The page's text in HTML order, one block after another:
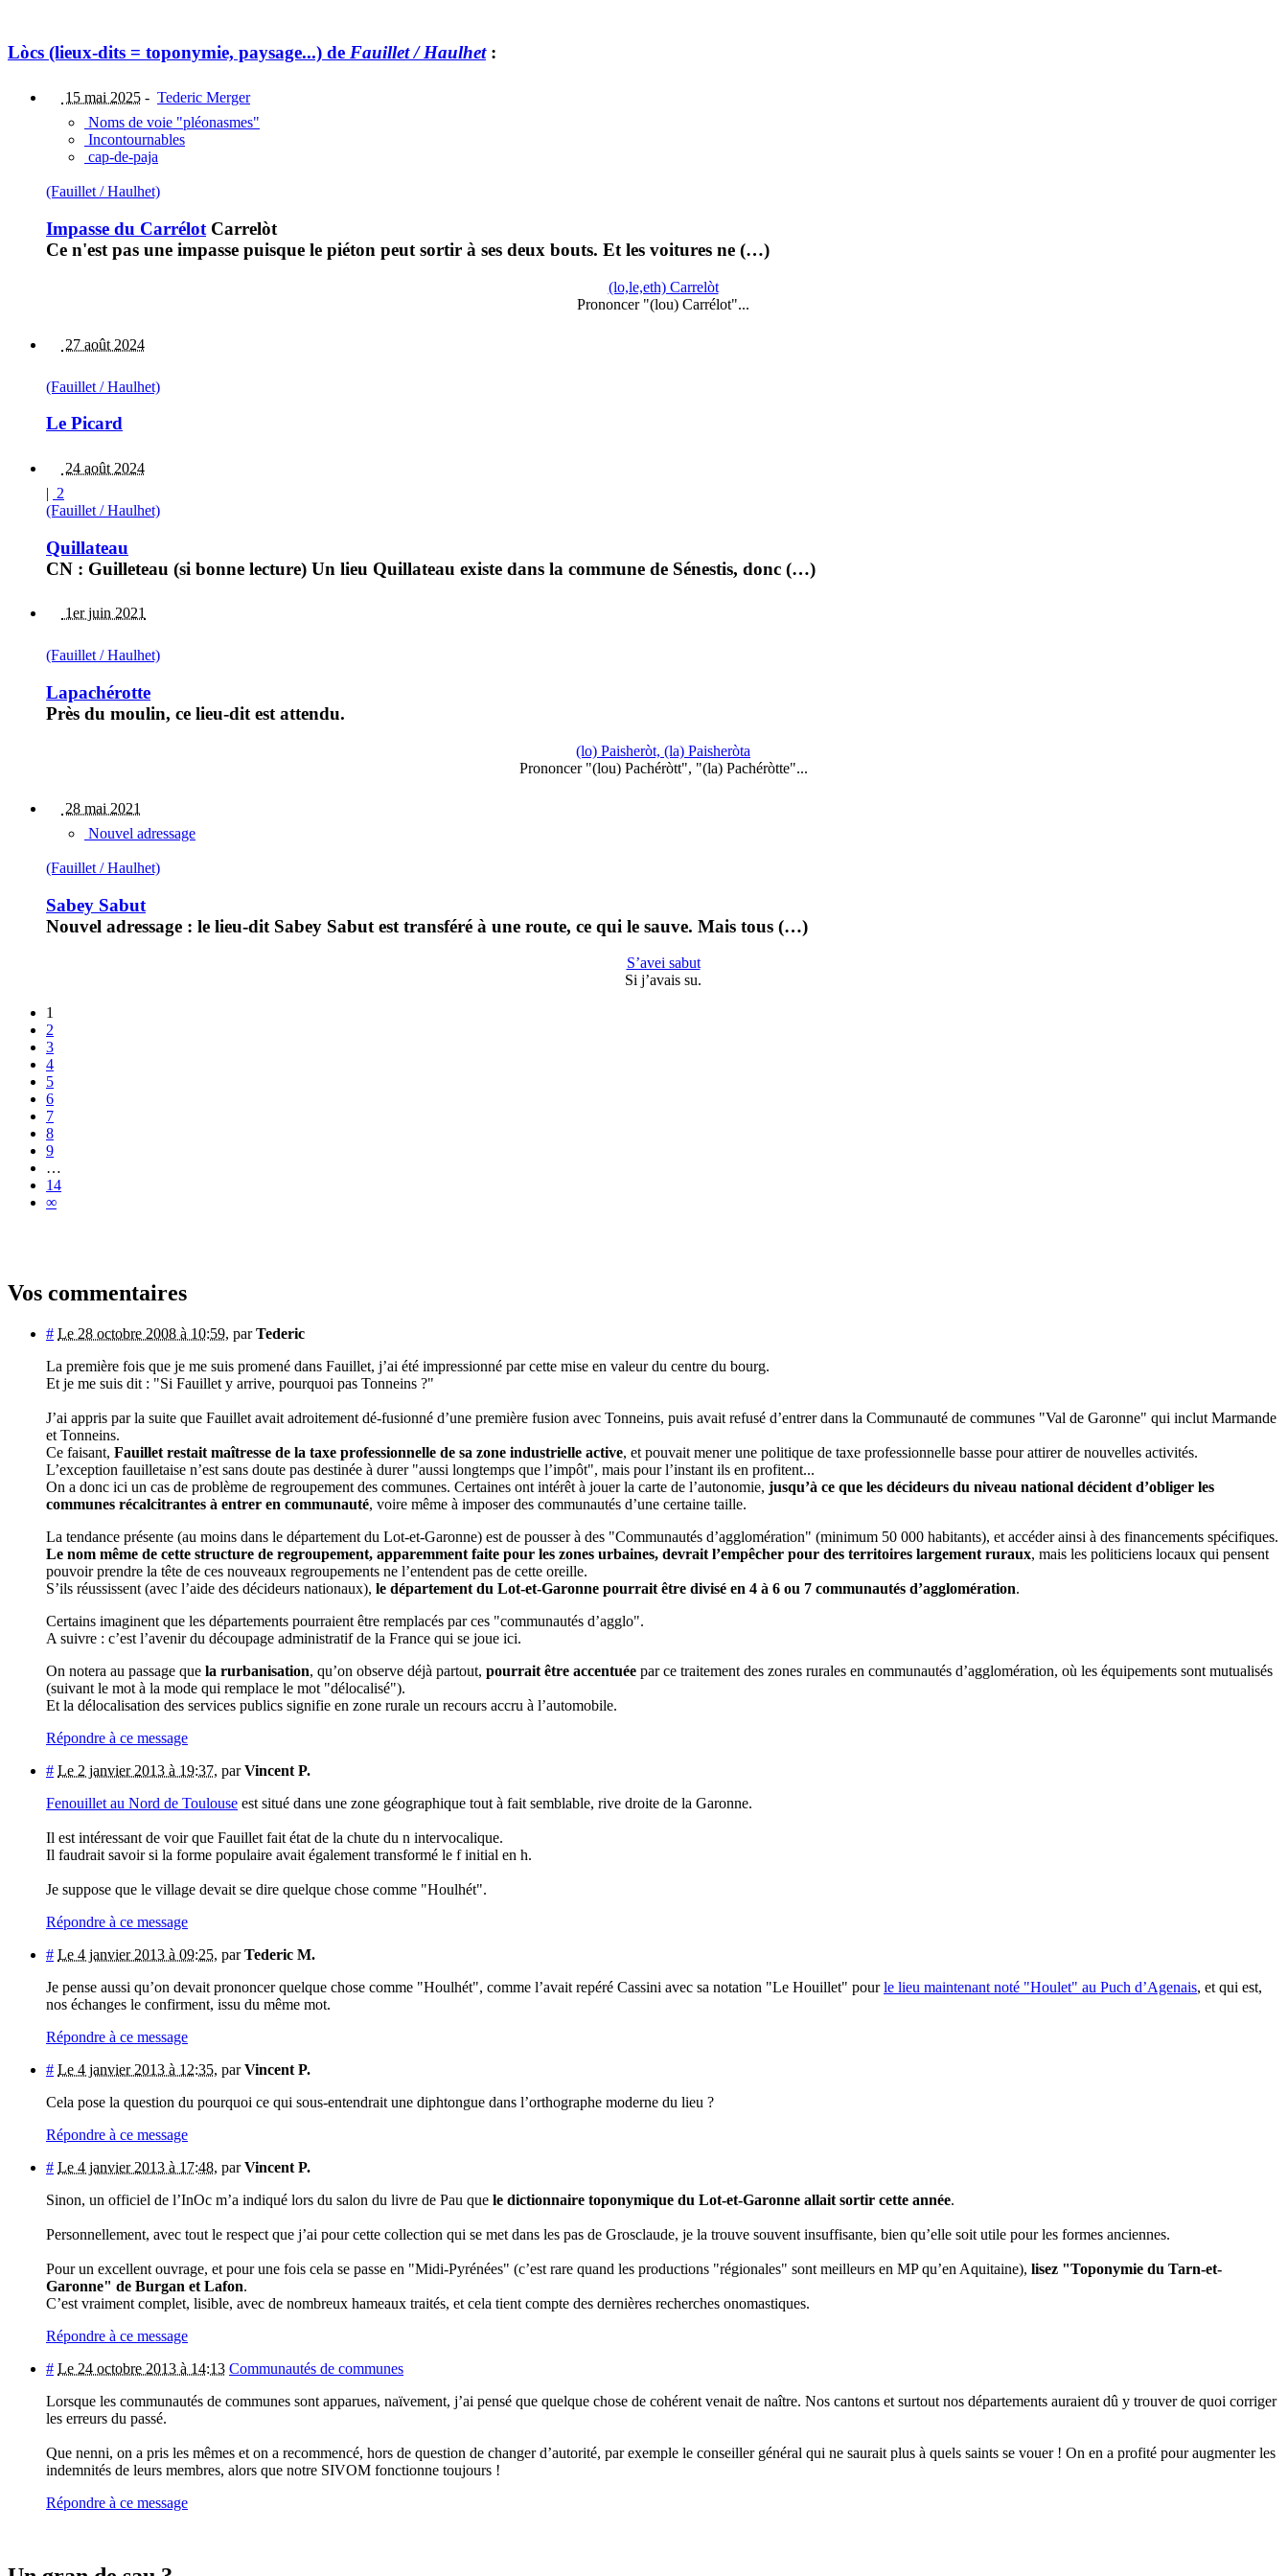
Lòcs (lieux-dits = toponymie, paysage...) de Fauillet / Haulhet:
15 mai 2025 - Tederic Merger
Noms de voie "pléonasmes"
Incontournables
cap-de-paja
(Fauillet / Haulhet)
Impasse du Carrélot Carrelòt
Ce n'est pas une impasse puisque le piéton peut sortir à ses deux bouts. Et les voitures ne (…)
(lo,le,eth) Carrelòt
Prononcer "(lou) Carrélot"...
27 août 2024
(Fauillet / Haulhet)
Le Picard
24 août 2024
| 2
(Fauillet / Haulhet)
Quillateau
CN : Guilleteau (si bonne lecture) Un lieu Quillateau existe dans la commune de Sénestis, donc (…)
1er juin 2021
(Fauillet / Haulhet)
Lapachérotte
Près du moulin, ce lieu-dit est attendu.
(lo) Paisheròt, (la) Paisheròta
Prononcer "(lou) Pachéròtt", "(la) Pachéròtte"...
28 mai 2021
Nouvel adressage
(Fauillet / Haulhet)
Sabey Sabut
Nouvel adressage : le lieu-dit Sabey Sabut est transféré à une route, ce qui le sauve. Mais tous (…)
S’avei sabut
Si j’avais su.
1
2
3
4
5
6
7
8
9
…
14
∞
Vos commentaires
# Le 28 octobre 2008 à 10:59, parTederic
La première fois que je me suis promené dans Fauillet, j’ai été impressionné par cette mise en valeur du centre du bourg.
Et je me suis dit : "Si Fauillet y arrive, pourquoi pas Tonneins ?"
J’ai appris par la suite que Fauillet avait adroitement dé-fusionné d’une première fusion avec Tonneins, puis avait refusé d’entrer dans la Communauté de communes "Val de Garonne" qui inclut Marmande
et Tonneins.
Ce faisant, Fauillet restait maîtresse de la taxe professionnelle de sa zone industrielle active, et pouvait mener une politique de taxe professionnelle basse pour attirer de nouvelles activités.
L’exception fauilletaise n’est sans doute pas destinée à durer "aussi longtemps que l’impôt", mais pour l’instant ils en profitent...
On a donc ici un cas de problème de regroupement des communes. Certaines ont intérêt à jouer la carte de l’autonomie, jusqu’à ce que les décideurs du niveau national décident d’obliger les
communes récalcitrantes à entrer en communauté, voire même à imposer des communautés d’une certaine taille.
La tendance présente (au moins dans le département du Lot-et-Garonne) est de pousser à des "Communautés d’agglomération" (minimum 50 000 habitants), et accéder ainsi à des financements spécifiques.
Le nom même de cette structure de regroupement, apparemment faite pour les zones urbaines, devrait l’empêcher pour des territoires largement ruraux, mais les politiciens locaux qui pensent
pouvoir prendre la tête de ces nouveaux regroupements ne l’entendent pas de cette oreille.
S’ils réussissent (avec l’aide des décideurs nationaux), le département du Lot-et-Garonne pourrait être divisé en 4 à 6 ou 7 communautés d’agglomération.
Certains imaginent que les départements pourraient être remplacés par ces "communautés d’agglo".
A suivre : c’est l’avenir du découpage administratif de la France qui se joue ici.
On notera au passage que la rurbanisation, qu’on observe déjà partout, pourrait être accentuée par ce traitement des zones rurales en communautés d’agglomération, où les équipements sont mutualisés
(suivant le mot à la mode qui remplace le mot "délocalisé").
Et la délocalisation des services publics signifie en zone rurale un recours accru à l’automobile.
Répondre à ce message
# Le 2 janvier 2013 à 19:37, parVincent P.
Fenouillet au Nord de Toulouse est situé dans une zone géographique tout à fait semblable, rive droite de la Garonne.
Il est intéressant de voir que Fauillet fait état de la chute du n intervocalique.
Il faudrait savoir si la forme populaire avait également transformé le f initial en h.
Je suppose que le village devait se dire quelque chose comme "Houlhét".
Répondre à ce message
# Le 4 janvier 2013 à 09:25, parTederic M.
Je pense aussi qu’on devait prononcer quelque chose comme "Houlhét", comme l’avait repéré Cassini avec sa notation "Le Houillet" pourle lieu maintenant noté "Houlet" au Puch d’Agenais, et qui est,
nos échanges le confirment, issu du même mot.
Répondre à ce message
# Le 4 janvier 2013 à 12:35, parVincent P.
Cela pose la question du pourquoi ce qui sous-entendrait une diphtongue dans l’orthographe moderne du lieu ?
Répondre à ce message
# Le 4 janvier 2013 à 17:48, parVincent P.
Sinon, un officiel de l’InOc m’a indiqué lors du salon du livre de Pau que le dictionnaire toponymique du Lot-et-Garonne allait sortir cette année.
Personnellement, avec tout le respect que j’ai pour cette collection qui se met dans les pas de Grosclaude, je la trouve souvent insuffisante, bien qu’elle soit utile pour les formes anciennes.
Pour un excellent ouvrage, et pour une fois cela se passe en "Midi-Pyrénées" (c’est rare quand les productions "régionales" sont meilleurs en MP qu’en Aquitaine), lisez "Toponymie du Tarn-et-
Garonne" de Burgan et Lafon.
C’est vraiment complet, lisible, avec de nombreux hameaux traités, et cela tient compte des dernières recherches onomastiques.
Répondre à ce message
# Le 24 octobre 2013 à 14:13 Communautés de communes
Lorsque les communautés de communes sont apparues, naïvement, j’ai pensé que quelque chose de cohérent venait de naître. Nos cantons et surtout nos départements auraient dû y trouver de quoi corriger
les erreurs du passé.
Que nenni, on a pris les mêmes et on a recommencé, hors de question de changer d’autorité, par exemple le conseiller général qui ne saurait plus à quels saints se vouer ! On en a profité pour augmenter les
indemnités de leurs membres, alors que notre SIVOM fonctionne toujours !
Répondre à ce message